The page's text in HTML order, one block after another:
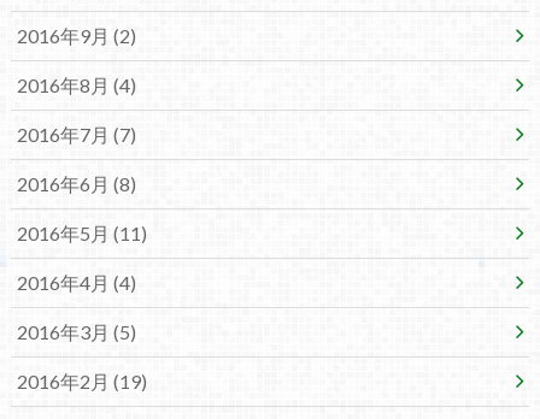
2016年9月 (2)
2016年8月 (4)
2016年7月 (7)
2016年6月 (8)
2016年5月 (11)
2016年4月 (4)
2016年3月 (5)
2016年2月 (19)